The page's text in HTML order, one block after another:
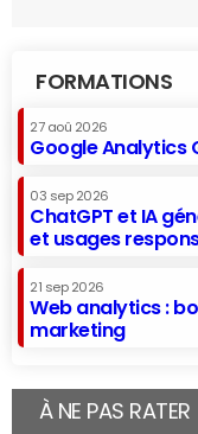
FORMATIONS
27 aoû 2026
Google Analytics
03 sep 2026
ChatGPT et IA
et usages
21 sep 2026
Web analytics :
marketing
À NE PAS RATER